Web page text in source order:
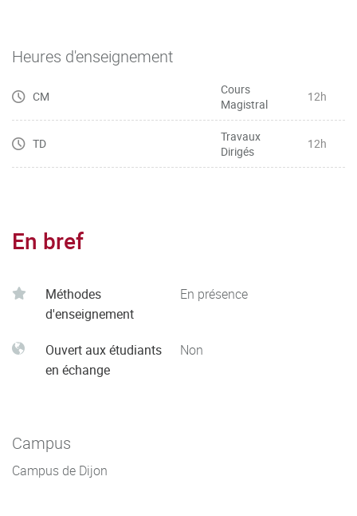
Heures d'enseignement
CM
Cours
Magistral
12h
TD
Travaux
Dirigés
12h
En bref
Méthodes
d'enseignement
En présence
Ouvert aux étudiants
en échange
Non
Campus
Campus de Dijon